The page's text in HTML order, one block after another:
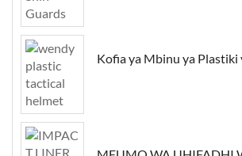
Kofia ya Mbinu ya Plastiki